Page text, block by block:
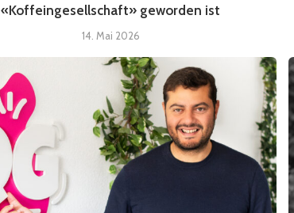
«Koffeingesellschaft» geworden ist
14. Mai 2026